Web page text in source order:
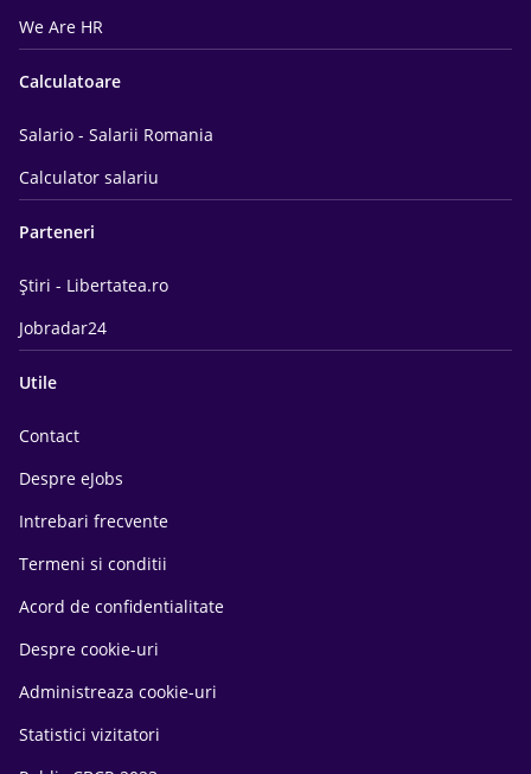
We Are HR
Calculatoare
Salario - Salarii Romania
Calculator salariu
Parteneri
Știri - Libertatea.ro
Jobradar24
Utile
Contact
Despre eJobs
Intrebari frecvente
Termeni si conditii
Acord de confidentialitate
Despre cookie-uri
Administreaza cookie-uri
Statistici vizitatori